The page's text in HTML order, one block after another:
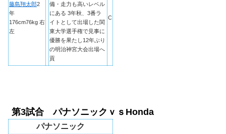
藤島翔太郎2
年
176cm76kg 右
左
備・走力も高いレベル
にある 3年秋、3番ラ
イトとして出場した関
東大学選手権で見事に
優勝を果たし12年ぶり
の明治神宮大会出場へ
貢
C
第3試合 パナソニックｖｓHonda
パナソニック